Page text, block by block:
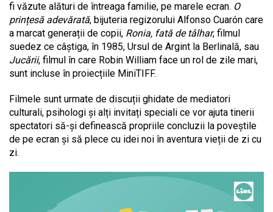
fi văzute alături de întreaga familie, pe marele ecran. O
prințesă adevărată, bijuteria regizorului Alfonso Cuarón care
a marcat generații de copii, Ronia, fată de tâlhar, filmul
suedez ce câștiga, în 1985, Ursul de Argint la Berlinală, sau
Jucării, filmul în care Robin William face un rol de zile mari,
sunt incluse în proiecțiile MiniTIFF.
Filmele sunt urmate de discuții ghidate de mediatori
culturali, psihologi și alți invitați speciali ce vor ajuta tinerii
spectatori să-și definească propriile concluzii la poveștile
de pe ecran și să plece cu idei noi în aventura vieții de zi cu
zi.